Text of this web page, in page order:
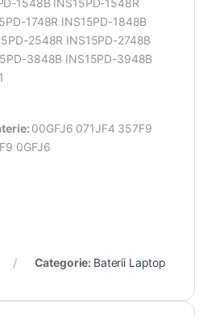
1548B INS15PD-1548R
1748R INS15PD-1848B
2548R INS15PD-2748B
3848B INS15PD-3948B
00GFJ6 071JF4 357F9
0GFJ6
Categorie: Baterii Laptop